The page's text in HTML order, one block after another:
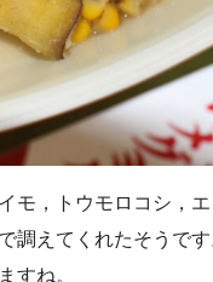
モ，トウモロコシ，エ
調えてくれたそうです
すね。